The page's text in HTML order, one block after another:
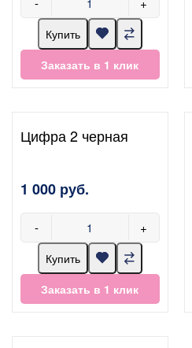
Купить
Заказать в 1 клик
Цифра 2 черная
1 000 руб.
- +
Купить
Заказать в 1 клик